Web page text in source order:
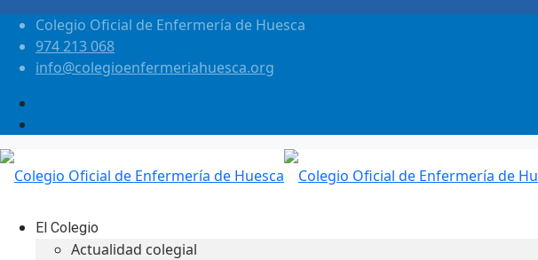
Colegio Oficial de Enfermería de Huesca
974 213 068
info@colegioenfermeriahuesca.org
El Colegio
Actualidad colegial